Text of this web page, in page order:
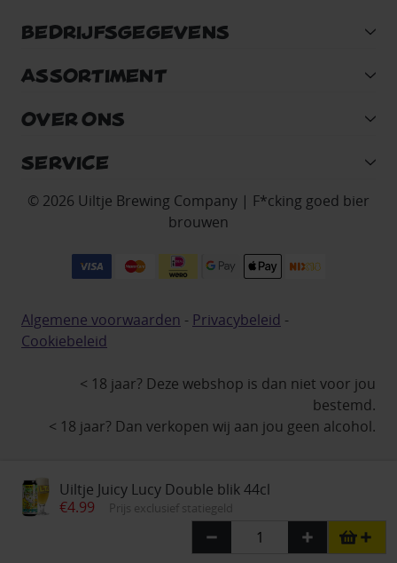
Uiltje Juicy Lucy Double blik 44cl
€4.99
Prijs exclusief statiegeld
BEDRIJFSGEGEVENS
ASSORTIMENT
OVER ONS
SERVICE
© 2026 Uiltje Brewing Company | F*cking goed bier
brouwen
Algemene voorwaarden - Privacybeleid -
Cookiebeleid
< 18 jaar? Deze webshop is dan niet voor jou
bestemd.
< 18 jaar? Dan verkopen wij aan jou geen alcohol.